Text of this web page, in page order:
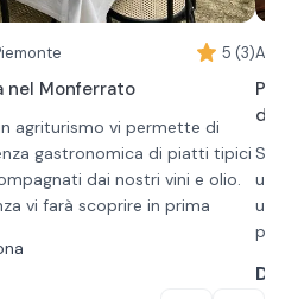
5 (3)
nel Monferrato
agriturismo vi permette di
gastronomica di piatti tipici
dai nostri vini e olio.
vi farà scoprire in prima
piemontesi, patrimonio
Alba
di 6
una
un
piatti
che
Da